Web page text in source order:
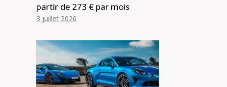
partir de 273 € par mois
3 juillet 2026